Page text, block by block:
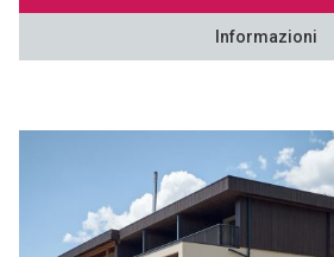
Informazioni